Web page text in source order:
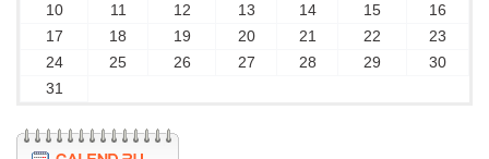
10
11 12 13 14 15
16
17
18 19 20 21 22
23
24
25 26 27 28 29
30
31